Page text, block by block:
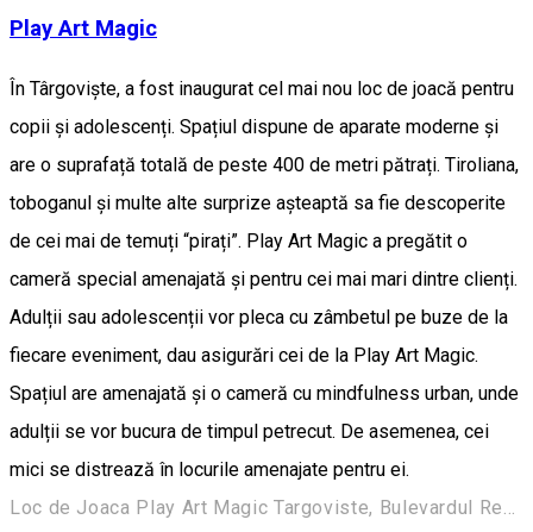
Play Art Magic
În Târgoviște, a fost inaugurat cel mai nou loc de joacă pentru
copii și adolescenți. Spațiul dispune de aparate moderne și
are o suprafață totală de peste 400 de metri pătrați. Tiroliana,
toboganul și multe alte surprize așteaptă sa fie descoperite
de cei mai de temuți “pirați”. Play Art Magic a pregătit o
cameră special amenajată și pentru cei mai mari dintre clienți.
Adulții sau adolescenții vor pleca cu zâmbetul pe buze de la
fiecare eveniment, dau asigurări cei de la Play Art Magic.
Spațiul are amenajată și o cameră cu mindfulness urban, unde
adulții se vor bucura de timpul petrecut. De asemenea, cei
mici se distrează în locurile amenajate pentru ei.
Loc de Joaca Play Art Magic Targoviste, Bulevardul Regele Carol I, nr 36, 130010 Targoviste, RomaniaBulevardul Regele Carol I 36, Târgoviște 137395, România